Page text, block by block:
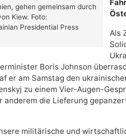
gehen gemeinsam durch
Kiew. Foto:
Presidential Press
Als
Boris Johnson
er am Samstag den
zu einem Vier-Augen-
anderem die Lieferung
militärische und